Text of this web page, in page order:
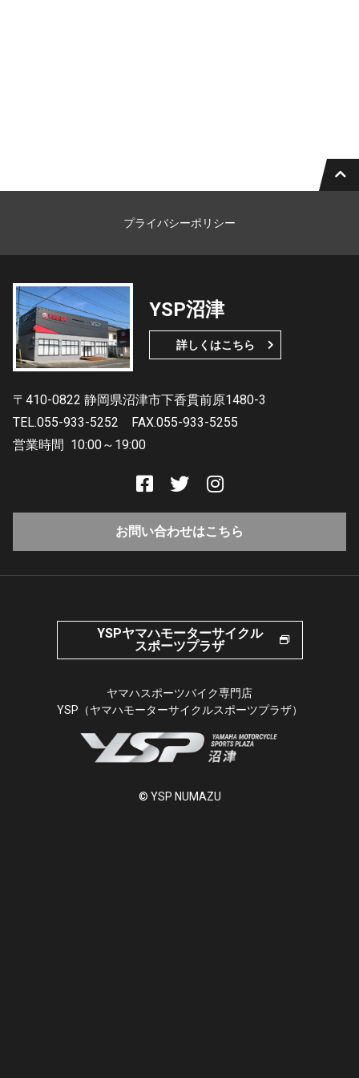
プライバシーポリシー
YSP沼津
詳しくはこちら
〒410-0822 静岡県沼津市下香貫前原1480-3
TEL.055-933-5252
FAX.055-933-5255
営業時間 10:00～19:00
お問い合わせはこちら
YSPヤマハモーターサイクル
スポーツプラザ
ヤマハスポーツバイク専門店
YSP（ヤマハモーターサイクルスポーツプラザ）
© YSP NUMAZU